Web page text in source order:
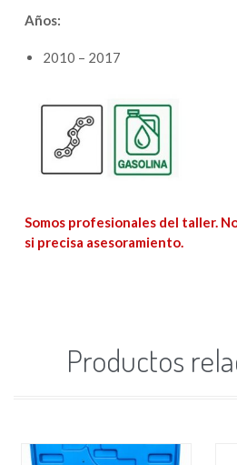
Años:
2010 – 2017
Somos profesionales del taller.
si precisa asesoramiento.
Productos